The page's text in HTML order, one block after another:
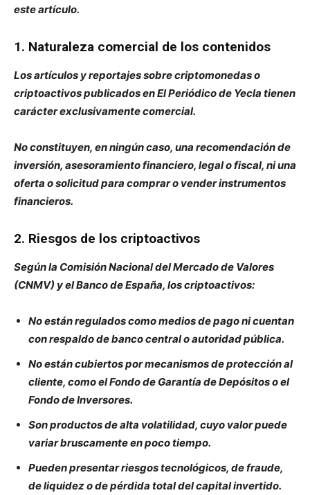
este artículo.
1. Naturaleza comercial de los contenidos
Los artículos y reportajes sobre criptomonedas o
criptoactivos publicados en El Periódico de Yecla tienen
carácter exclusivamente comercial.
No constituyen, en ningún caso, una recomendación de
inversión, asesoramiento financiero, legal o fiscal, ni una
oferta o solicitud para comprar o vender instrumentos
financieros.
2. Riesgos de los criptoactivos
Según la Comisión Nacional del Mercado de Valores
(CNMV) y el Banco de España, los criptoactivos:
No están regulados como medios de pago ni cuentan
con respaldo de banco central o autoridad pública.
No están cubiertos por mecanismos de protección al
cliente, como el Fondo de Garantía de Depósitos o el
Fondo de Inversores.
Son productos de alta volatilidad, cuyo valor puede
variar bruscamente en poco tiempo.
Pueden presentar riesgos tecnológicos, de fraude,
de liquidez o de pérdida total del capital invertido.